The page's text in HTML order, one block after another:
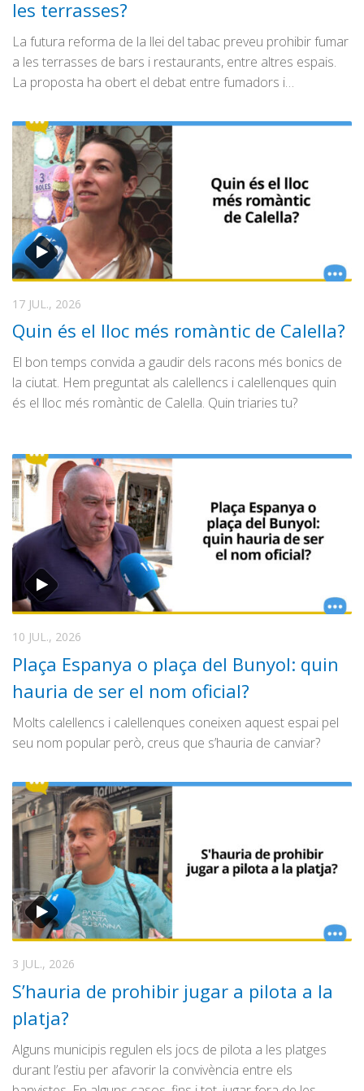
les terrasses?
La futura reforma de la llei del tabac preveu prohibir fumar
a les terrasses de bars i restaurants, entre altres espais.
La proposta ha obert el debat entre fumadors i…
17 JUL., 2026
Quin és el lloc més romàntic de Calella?
El bon temps convida a gaudir dels racons més bonics de
la ciutat. Hem preguntat als calellencs i calellenques quin
és el lloc més romàntic de Calella. Quin triaries tu?
10 JUL., 2026
Plaça Espanya o plaça del Bunyol: quin
hauria de ser el nom oficial?
Molts calellencs i calellenques coneixen aquest espai pel
seu nom popular però, creus que s’hauria de canviar?
3 JUL., 2026
S’hauria de prohibir jugar a pilota a la
platja?
Alguns municipis regulen els jocs de pilota a les platges
durant l’estiu per afavorir la convivència entre els